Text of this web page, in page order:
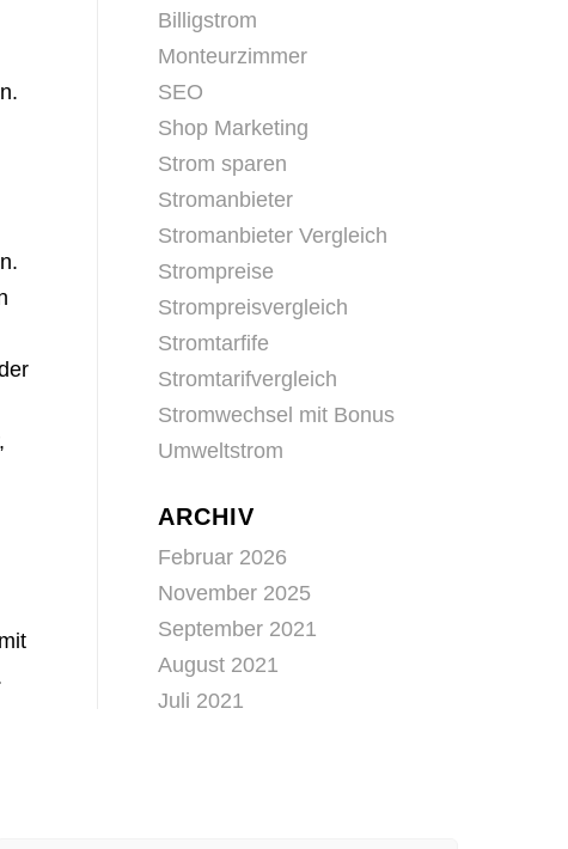
Billigstrom
Monteurzimmer
SEO
Shop Marketing
Strom sparen
Stromanbieter
Stromanbieter Vergleich
Strompreise
Strompreisvergleich
Stromtarfife
Stromtarifvergleich
Stromwechsel mit Bonus
Umweltstrom
ARCHIV
Februar 2026
November 2025
September 2021
August 2021
Juli 2021